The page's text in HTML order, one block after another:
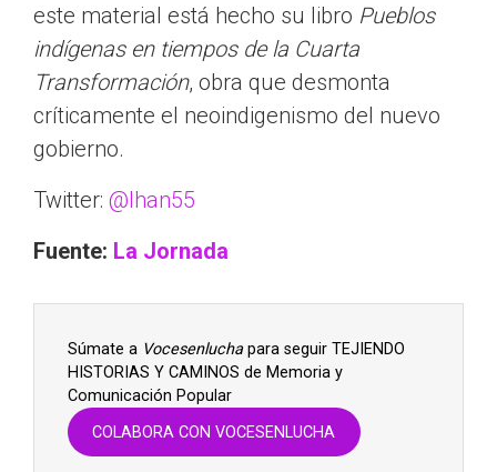
este material está hecho su libro Pueblos
indígenas en tiempos de la Cuarta
Transformación, obra que desmonta
críticamente el neoindigenismo del nuevo
gobierno.
Twitter: @lhan55
Fuente: La Jornada
Súmate a Vocesenluchapara seguir TEJIENDO
HISTORIAS Y CAMINOS de Memoria y
Comunicación Popular
COLABORA CON VOCESENLUCHA